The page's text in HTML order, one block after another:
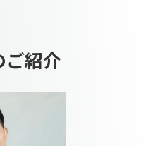
ご紹介